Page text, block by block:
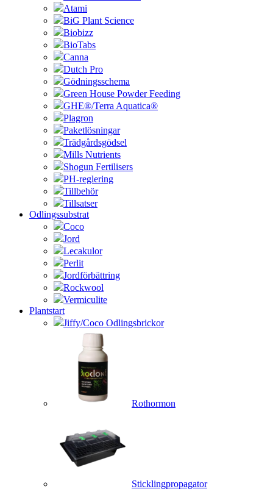
Atami
BiG Plant Science
Biobizz
BioTabs
Canna
Dutch Pro
Gödningsschema
Green House Powder Feeding
GHE®/Terra Aquatica®
Plagron
Paketlösningar
Trädgårdsgödsel
Mills Nutrients
Shogun Fertilisers
PH-reglering
Tillbehör
Tillsatser
Odlingssubstrat
Coco
Jord
Lecakulor
Perlit
Jordförbättring
Rockwool
Vermiculite
Plantstart
Jiffy/Coco Odlingsbrickor
Rothormon
Sticklingpropagator